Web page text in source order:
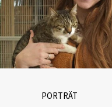
PORTRÄT